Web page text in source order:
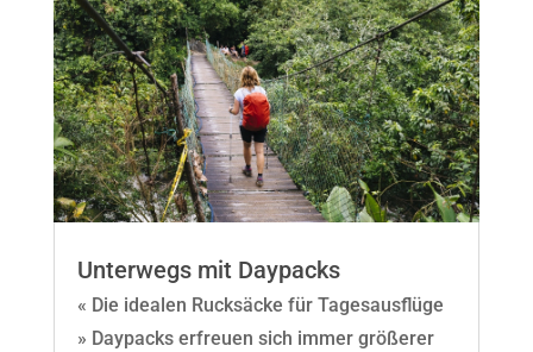
Unterwegs mit Daypacks
« Die idealen Rucksäcke für Tagesausflüge
» Daypacks erfreuen sich immer größerer